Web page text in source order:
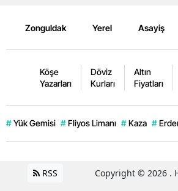
Zonguldak Yerel Asayiş
Köşe
Yazarları
Döviz
Kurları
Altın
Fiyatları
# Yük Gemisi # Fliyos Limanı # Kaza #
RSS Copyright © 2026 .